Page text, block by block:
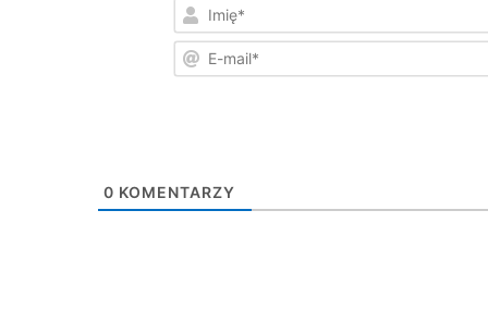
0 KOMENTARZY